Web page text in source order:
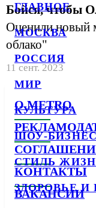
ГЛАВНОЕ
МОСКВА
РОССИЯ
МИР
КУЛЬТУРА
ШОУ-
СТИЛЬ
ЗДОРОВЬЕ И
Бойся, чтобы
Оценили новый
облако"
11 сент. 2023
О METRO
КОНТАКТЫ
ВАКАНСИИ